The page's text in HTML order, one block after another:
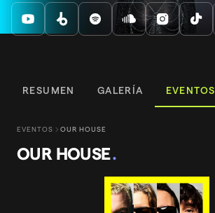
RESUMEN GALERÍA EVENTOS
EVENTOS OUR HOUSE
OUR HOUSE.